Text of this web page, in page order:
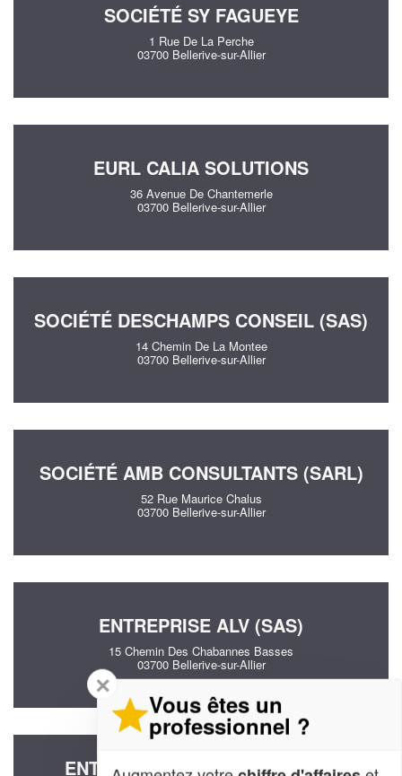
SOCIÉTÉ SY FAGUEYE
1 Rue De La Perche
03700 Bellerive-sur-Allier
EURL CALIA SOLUTIONS
36 Avenue De Chantemerle
03700 Bellerive-sur-Allier
SOCIÉTÉ DESCHAMPS CONSEIL (SAS)
14 Chemin De La Montee
03700 Bellerive-sur-Allier
SOCIÉTÉ AMB CONSULTANTS (SARL)
52 Rue Maurice Chalus
03700 Bellerive-sur-Allier
ENTREPRISE ALV (SAS)
15 Chemin Des Chabannes Basses
03700 Bellerive-sur-Allier
ENTREPRISE CONSEILS ETUDE
✕
Vous êtes un
professionnel ?